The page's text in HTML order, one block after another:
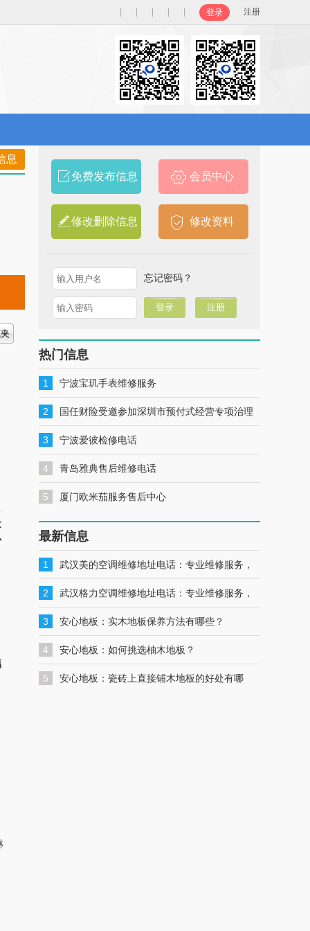
登录 注册
息
免费发布信息 会员中心
修改删除信息 修改资料
忘记密码？
热门信息
1 宁波宝玑手表维修服务
2 国任财险受邀参加深圳市预付式经营专项治理
工作推进会暨预付式经营领域保险签约仪式
3 宁波爱彼检修电话
4 青岛雅典售后维修电话
5 厦门欧米茄服务售后中心
最新信息
1 武汉美的空调维修地址电话：专业维修服务，
一键联系解决您的美的空调问题
2 武汉格力空调维修地址电话：专业维修服务，
一键联系解决您的格力空调问题
3 安心地板：实木地板保养方法有哪些？
4 安心地板：如何挑选柚木地板？
5 安心地板：瓷砖上直接铺木地板的好处有哪